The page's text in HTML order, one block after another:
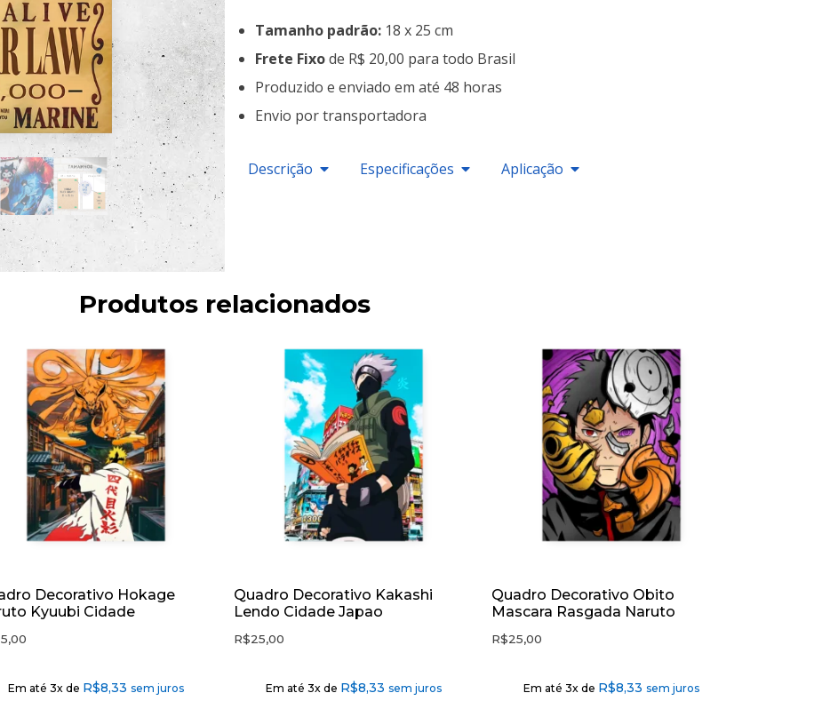
Tamanho padrão: 18 x 25 cm
Frete Fixode R$ 20,00 para todo Brasil
Produzido e enviado em até 48 horas
Envio por transportadora
Descrição Especificações Aplicação
Produtos relacionados
Decorativo Hokage
Kyuubi Cidade
Em até 3x de R$8,33 sem juros
Quadro Decorativo Kakashi
Lendo Cidade Japao
R$25,00
Em até 3x de R$8,33 sem juros
Quadro Decorativo Obito
Mascara Rasgada Naruto
R$25,00
Em até 3x de R$8,33 sem juros